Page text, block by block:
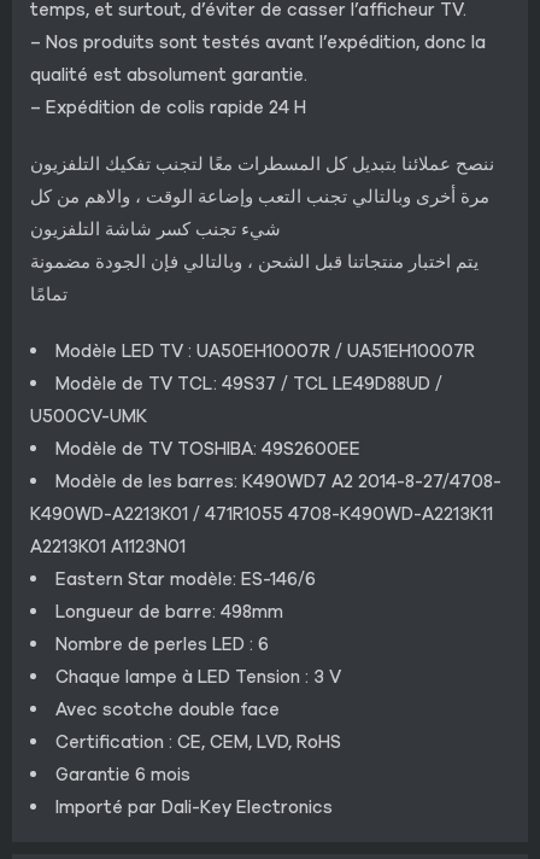
temps, et surtout, d’éviter de casser l’afficheur TV.
– Nos produits sont testés avant l’expédition, donc la
qualité est absolument garantie.
– Expédition de colis rapide 24 H
ننصح عملائنا بتبديل كل المسطرات معًا لتجنب تفكيك التلفزيون
مرة أخرى وبالتالي تجنب التعب وإضاعة الوقت ، والاهم من كل
شيء تجنب كسر شاشة التلفزيون
يتم اختبار منتجاتنا قبل الشحن ، وبالتالي فإن الجودة مضمونة
تمامًا
Modèle LED TV : UA50EH10007R / UA51EH10007R
Modèle de TV TCL: 49S37 / TCL LE49D88UD /
U500CV-UMK
Modèle de TV TOSHIBA: 49S2600EE
Modèle de les barres: K490WD7 A2 2014-8-27/4708-
K490WD-A2213K01 / 471R1055 4708-K490WD-A2213K11
A2213K01 A1123N01
Eastern Star modèle: ES-146/6
Longueur de barre: 498mm
Nombre de perles LED : 6
Chaque lampe à LED Tension : 3 V
Avec scotche double face
Certification : CE, CEM, LVD, RoHS
Garantie 6 mois
Importé par Dali-Key Electronics